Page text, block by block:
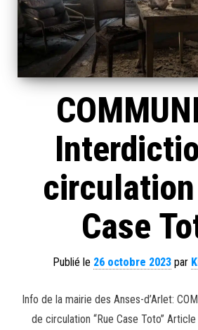
circulation
Case
Publié le 26 octobre 2023 par
Info de la mairie des Anses-d’Arlet:
de circulation “Rue Case Toto”